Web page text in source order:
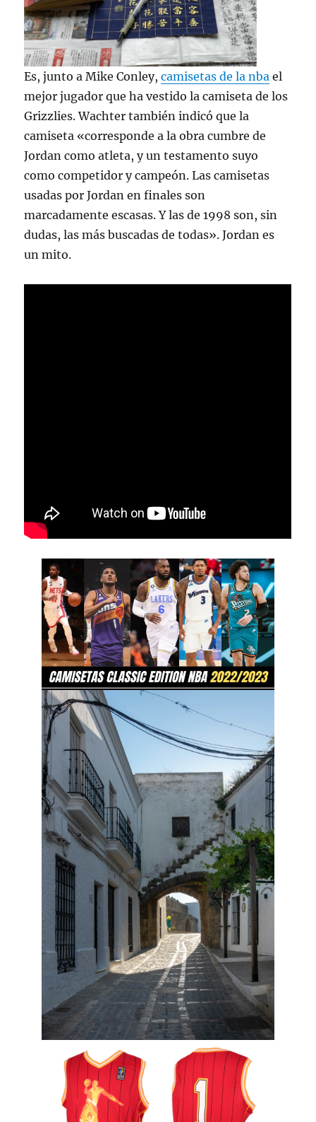
Es, junto a Mike Conley,camisetas de la nba el
mejor jugador que ha vestido la camiseta de los
Grizzlies. Wachter también indicó que la
camiseta «corresponde a la obra cumbre de
Jordan como atleta, y un testamento suyo
como competidor y campeón. Las camisetas
usadas por Jordan en finales son
marcadamente escasas. Y las de 1998 son, sin
dudas, las más buscadas de todas». Jordan es
un mito.